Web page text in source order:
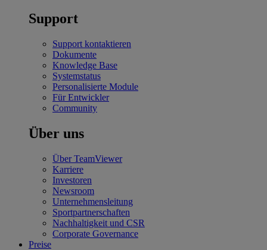
Support
Support kontaktieren
Dokumente
Knowledge Base
Systemstatus
Personalisierte Module
Für Entwickler
Community
Über uns
Über TeamViewer
Karriere
Investoren
Newsroom
Unternehmensleitung
Sportpartnerschaften
Nachhaltigkeit und CSR
Corporate Governance
Preise